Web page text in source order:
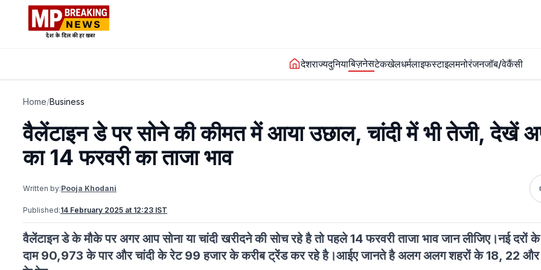
देशराज्यदुनियाबिज़नेसटेकखेलधर्मलाइफस्टाइलमनोरंजनजॉब/वेकैंसी
Home/Business
वैलेंटाइन डे पर सोने की कीमत में आया उछाल, चांदी में भी तेजी, देखें
का 14 फरवरी का ताजा भाव
Written by:Pooja Khodani
Published:14 February 2025 at 12:23 IST
वैलेंटाइन डे के मौके पर अगर आप सोना या चांदी खरीदने की सोच रहे है तो पहले 14 फरवरी ताजा भाव जान लीजिए।नई दरों
दाम 90,973 के पार और चांदी के रेट 99 हजार के करीब ट्रेंड कर रहे है।आईए जानते है अलग अलग शहरों के 18, 22